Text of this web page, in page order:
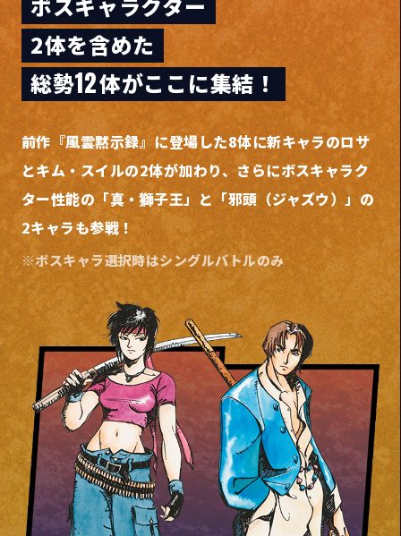
2体を含めた
総勢12体がここに集結！
前作『風雲黙示録』に登場した8体に新キャラのロサ
とキム・スイルの2体が加わり、さらにボスキャラク
ター性能の「真・獅子王」と「邪頭（ジャズウ）」の
2キャラも参戦！
※ボスキャラ選択時はシングルバトルのみ